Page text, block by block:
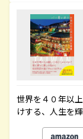
世界を４０年以
けする、人生を